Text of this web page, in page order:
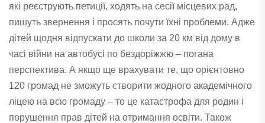
які реєструють петиції, ходять на сесії місцевих рад,
пишуть звернення і просять почути їхні проблеми. Адже
дітей щодня відпускати до школи за 20 км від дому в
часі війни на автобусі по бездоріжжю – погана
перспектива. А якщо ще врахувати те, що орієнтовно
120 громад не зможуть створити жодного академічного
ліцею на всю громаду – то це катастрофа для родин і
порушення прав дітей на отримання освіти. Також